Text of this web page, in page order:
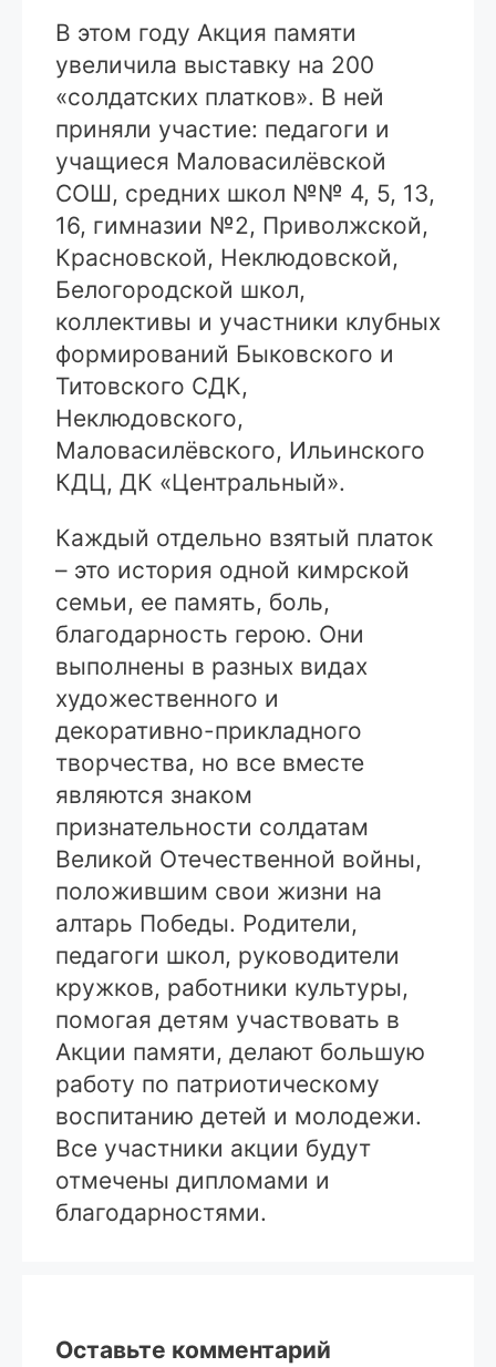
В этом году Акция памяти
увеличила выставку на 200
«солдатских платков». В ней
приняли участие: педагоги и
учащиеся Маловасилёвской
СОШ, средних школ №№ 4, 5, 13,
16, гимназии №2, Приволжской,
Красновской, Неклюдовской,
Белогородской школ,
коллективы и участники клубных
формирований Быковского и
Титовского СДК,
Неклюдовского,
Маловасилёвского, Ильинского
КДЦ, ДК «Центральный».
Каждый отдельно взятый платок
– это история одной кимрской
семьи, ее память, боль,
благодарность герою. Они
выполнены в разных видах
художественного и
декоративно-прикладного
творчества, но все вместе
являются знаком
признательности солдатам
Великой Отечественной войны,
положившим свои жизни на
алтарь Победы. Родители,
педагоги школ, руководители
кружков, работники культуры,
помогая детям участвовать в
Акции памяти, делают большую
работу по патриотическому
воспитанию детей и молодежи.
Все участники акции будут
отмечены дипломами и
благодарностями.
Оставьте комментарий